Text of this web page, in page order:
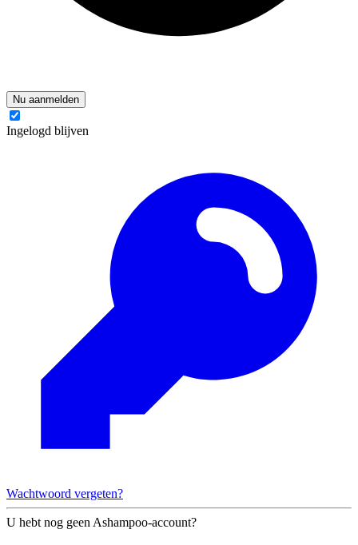
Nu aanmelden
Ingelogd blijven
Wachtwoord vergeten?
U hebt nog geen Ashampoo-account?